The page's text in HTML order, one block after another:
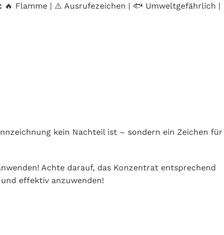
🔥 Flamme | ⚠️ Ausrufezeichen | 🐟 Umweltgefährlich |
kein Nachteil ist – sondern ein Zeichen für
Achte darauf, das Konzentrat entsprechend
effektiv anzuwenden!